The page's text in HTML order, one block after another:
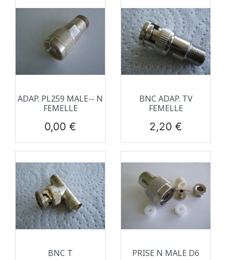
ADAP. PL259 MALE-- N
FEMELLE
Prix
0,00 €
BNC ADAP. TV
FEMELLE
Prix
2,20 €
BNC T PRISE N MALE D6